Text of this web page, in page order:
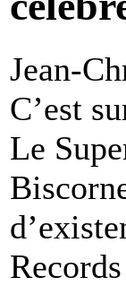
Jean-
C’est
Le